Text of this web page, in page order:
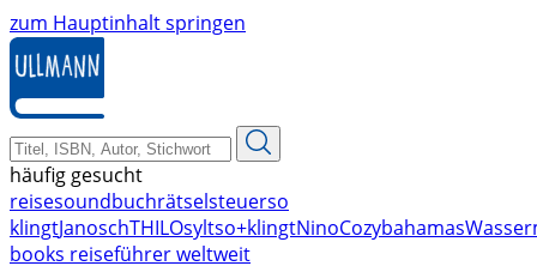
zum Hauptinhalt springen
häufig gesucht
reisesoundbuchrätselsteuerso
klingtJanoschTHILOsyltso+klingtNinoCozybahamas
books reiseführer weltweit